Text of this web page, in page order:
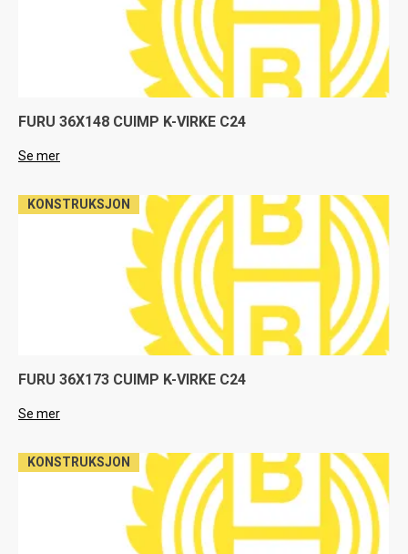
FURU 36X148 CUIMP K-VIRKE C24
Se mer
KONSTRUKSJON
FURU 36X173 CUIMP K-VIRKE C24
Se mer
KONSTRUKSJON